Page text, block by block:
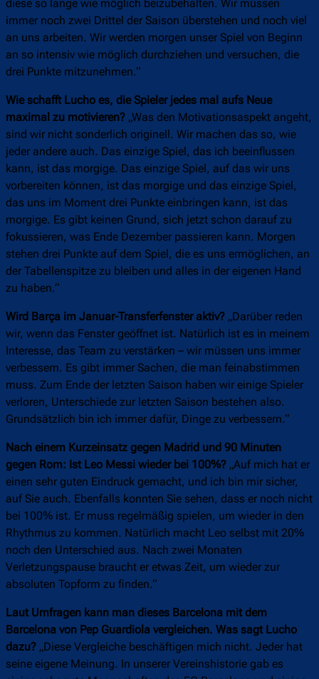
diese so lange wie möglich beizubehalten. Wir müssen
immer noch zwei Drittel der Saison überstehen und noch viel
an uns arbeiten. Wir werden morgen unser Spiel von Beginn
an so intensiv wie möglich durchziehen und versuchen, die
drei Punkte mitzunehmen.“
Wie schafft Lucho es, die Spieler jedes mal aufs Neue
maximal zu motivieren? „Was den Motivationsaspekt angeht,
sind wir nicht sonderlich originell. Wir machen das so, wie
jeder andere auch. Das einzige Spiel, das ich beeinflussen
kann, ist das morgige. Das einzige Spiel, auf das wir uns
vorbereiten können, ist das morgige und das einzige Spiel,
das uns im Moment drei Punkte einbringen kann, ist das
morgige. Es gibt keinen Grund, sich jetzt schon darauf zu
fokussieren, was Ende Dezember passieren kann. Morgen
stehen drei Punkte auf dem Spiel, die es uns ermöglichen, an
der Tabellenspitze zu bleiben und alles in der eigenen Hand
zu haben.“
Wird Barça im Januar-Transferfenster aktiv? „Darüber reden
wir, wenn das Fenster geöffnet ist. Natürlich ist es in meinem
Interesse, das Team zu verstärken – wir müssen uns immer
verbessern. Es gibt immer Sachen, die man feinabstimmen
muss. Zum Ende der letzten Saison haben wir einige Spieler
verloren, Unterschiede zur letzten Saison bestehen also.
Grundsätzlich bin ich immer dafür, Dinge zu verbessern.“
Nach einem Kurzeinsatz gegen Madrid und 90 Minuten
gegen Rom: Ist Leo Messi wieder bei 100%? „Auf mich hat er
einen sehr guten Eindruck gemacht, und ich bin mir sicher,
auf Sie auch. Ebenfalls konnten Sie sehen, dass er noch nicht
bei 100% ist. Er muss regelmäßig spielen, um wieder in den
Rhythmus zu kommen. Natürlich macht Leo selbst mit 20%
noch den Unterschied aus. Nach zwei Monaten
Verletzungspause braucht er etwas Zeit, um wieder zur
absoluten Topform zu finden.“
Laut Umfragen kann man dieses Barcelona mit dem
Barcelona von Pep Guardiola vergleichen. Was sagt Lucho
dazu? „Diese Vergleiche beschäftigen mich nicht. Jeder hat
seine eigene Meinung. In unserer Vereinshistorie gab es